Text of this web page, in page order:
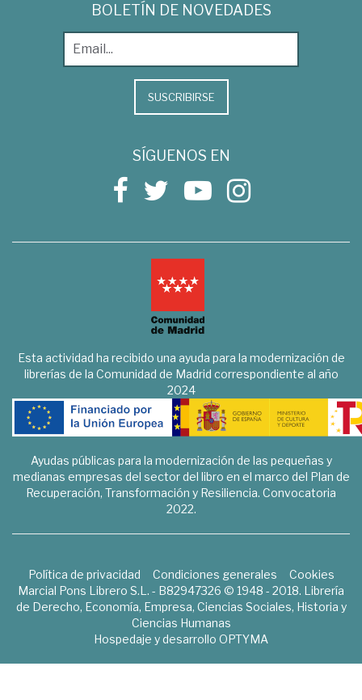
BOLETÍN DE NOVEDADES
SUSCRIBIRSE
SÍGUENOS EN
Esta actividad ha recibido una ayuda para la modernización de
librerías de la Comunidad de Madrid correspondiente al año
2024
Ayudas públicas para la modernización de las pequeñas y
medianas empresas del sector del libro en el marco del Plan de
Recuperación, Transformación y Resiliencia. Convocatoria
2022.
Política de privacidad Condiciones generales
Cookies
Marcial Pons Librero S.L. - B82947326 © 1948 - 2018. Librería
de Derecho, Economía, Empresa, Ciencias Sociales, Historia y
Ciencias Humanas
Hospedaje y desarrollo OPTYMA